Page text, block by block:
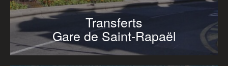
Transferts
Gare de Saint-Rapaël